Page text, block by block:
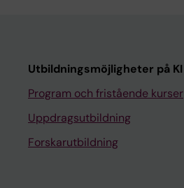
Utbildningsmöjligheter på KI
Program och fristående kurser
Uppdragsutbildning
Forskarutbildning